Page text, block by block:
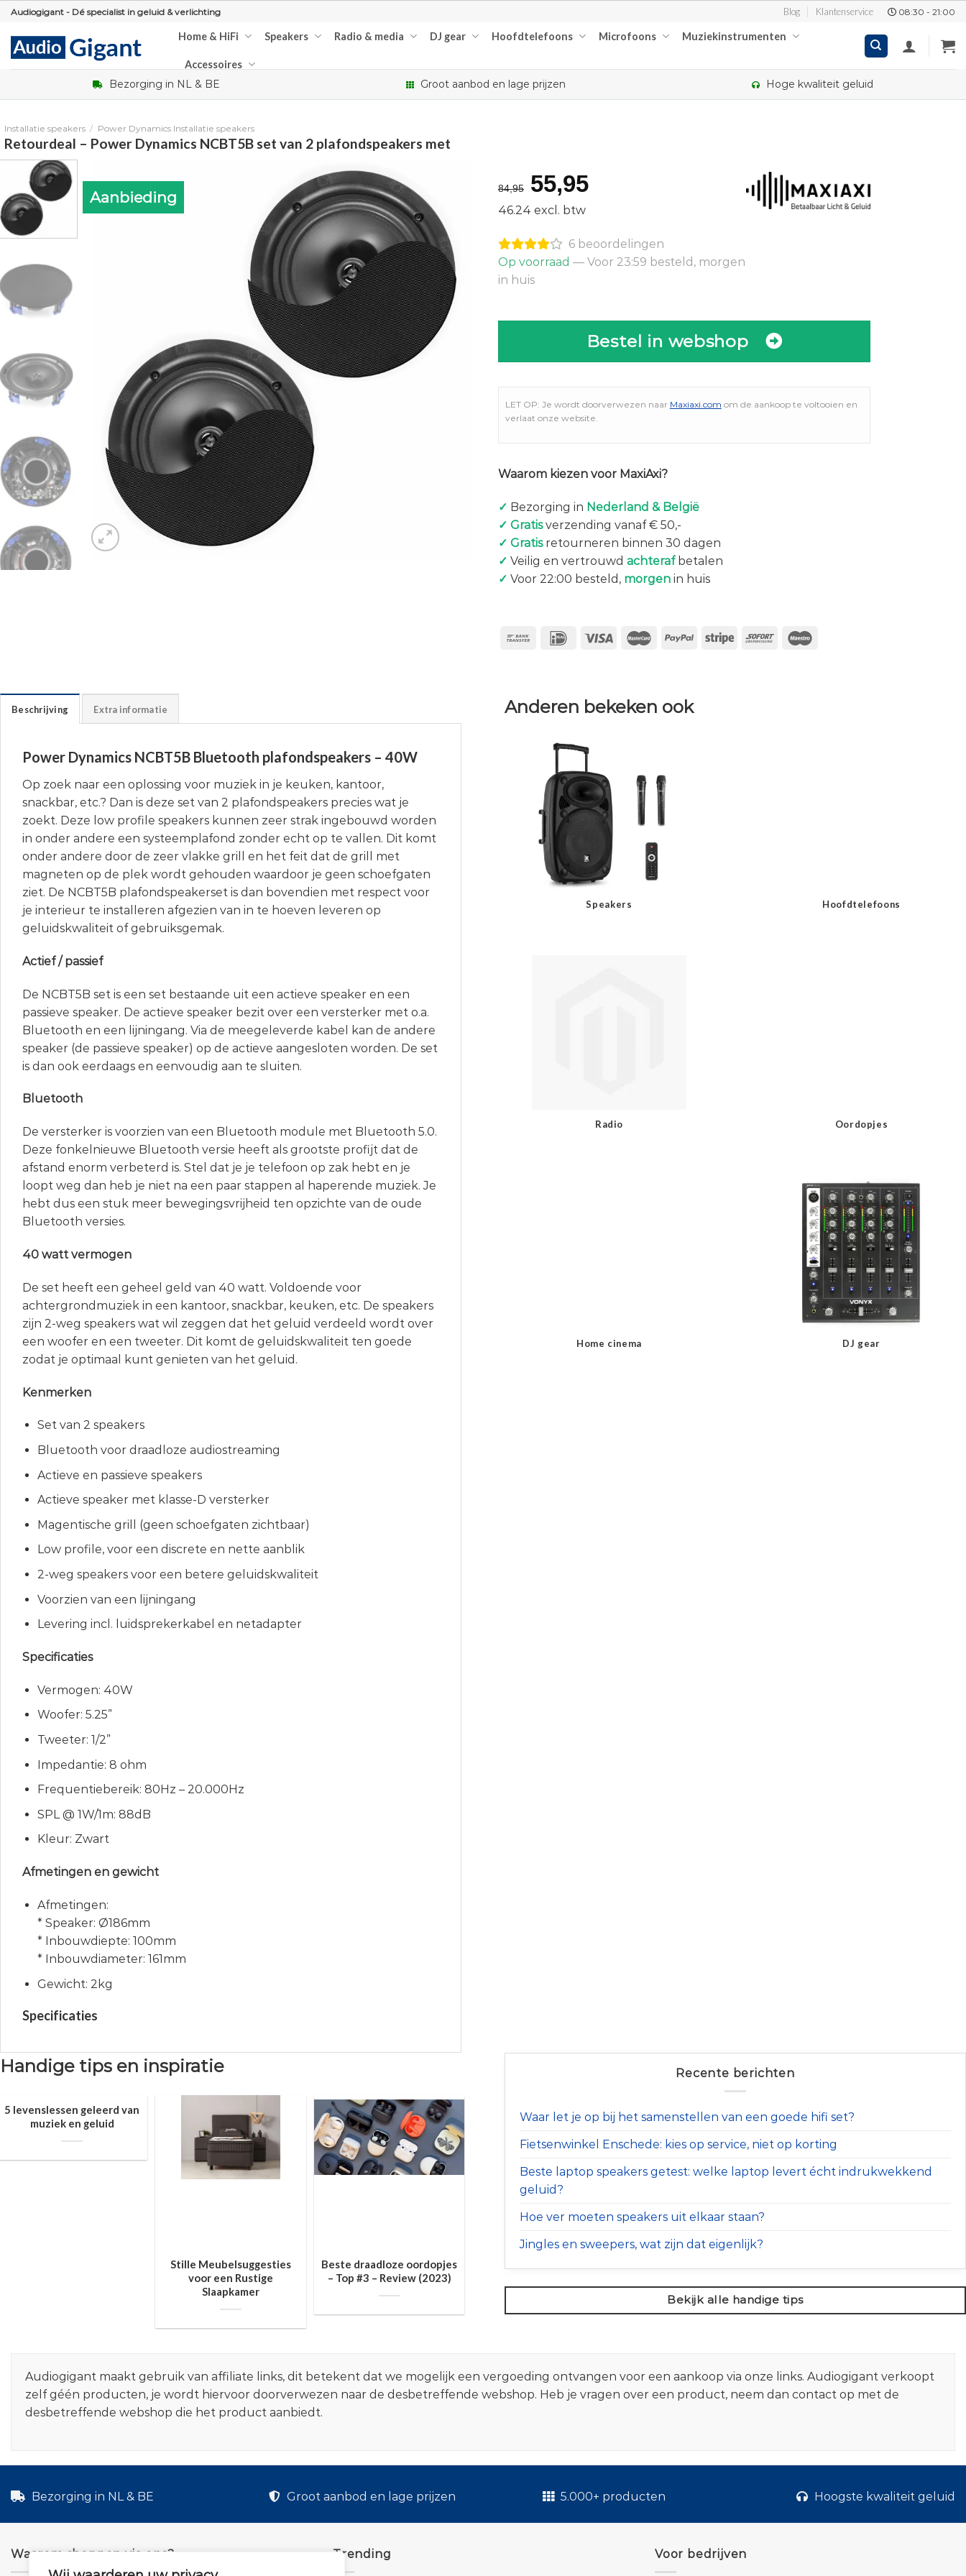
Skip
content
Audiogigant - Dé specialist in geluid & verlichting Blog Klantenservice 08:30 - 21:00
Home & HiFi Speakers Radio & media DJ gear Hoofdtelefoons Microfoons Muziekinstrumenten
Accessoires
Bezorging in NL & BE Groot aanbod en lage prijzen Hoge kwaliteit geluid
Installatie speakers / Power Dynamics Installatie speakers
Retourdeal – Power Dynamics NCBT5B set van 2 plafondspeakers met
Aanbieding 84,95
Oorspronkelijke
prijs
was:
€84,95.
55,95Huidige
€55,95.
46.24 excl. btw
6 beoordelingen
Op voorraad — Voor 23:59 besteld, morgen
in huis
Bestel in webshop
LET OP: Je wordt doorverwezen naar Maxiaxi.com om de aankoop te voltooien en
verlaat onze website.
Waarom kiezen voor MaxiAxi?
✓ Bezorging in Nederland & België
✓ Gratisverzending vanaf € 50,-
✓ Gratisretourneren binnen 30 dagen
✓ Veilig en vertrouwd achterafbetalen
✓ Voor 22:00 besteld, morgenin huis
Beschrijving Extra informatie
Power Dynamics NCBT5B Bluetooth plafondspeakers – 40W
Op zoek naar een oplossing voor muziek in je keuken, kantoor,
snackbar, etc.? Dan is deze set van 2 plafondspeakers precies wat je
zoekt. Deze low profile speakers kunnen zeer strak ingebouwd worden
in onder andere een systeemplafond zonder echt op te vallen. Dit komt
onder andere door de zeer vlakke grill en het feit dat de grill met
magneten op de plek wordt gehouden waardoor je geen schoefgaten
ziet. De NCBT5B plafondspeakerset is dan bovendien met respect voor
je interieur te installeren afgezien van in te hoeven leveren op
geluidskwaliteit of gebruiksgemak.
Actief / passief
De NCBT5B set is een set bestaande uit een actieve speaker en een
passieve speaker. De actieve speaker bezit over een versterker met o.a.
Bluetooth en een lijningang. Via de meegeleverde kabel kan de andere
speaker (de passieve speaker) op de actieve aangesloten worden. De set
is dan ook eerdaags en eenvoudig aan te sluiten.
Bluetooth
De versterker is voorzien van een Bluetooth module met Bluetooth 5.0.
Deze fonkelnieuwe Bluetooth versie heeft als grootste profijt dat de
afstand enorm verbeterd is. Stel dat je je telefoon op zak hebt en je
loopt weg dan heb je niet na een paar stappen al haperende muziek. Je
hebt dus een stuk meer bewegingsvrijheid ten opzichte van de oude
Bluetooth versies.
40 watt vermogen
De set heeft een geheel geld van 40 watt. Voldoende voor
achtergrondmuziek in een kantoor, snackbar, keuken, etc. De speakers
zijn 2-weg speakers wat wil zeggen dat het geluid verdeeld wordt over
een woofer en een tweeter. Dit komt de geluidskwaliteit ten goede
zodat je optimaal kunt genieten van het geluid.
Kenmerken
Set van 2 speakers
Bluetooth voor draadloze audiostreaming
Actieve en passieve speakers
Actieve speaker met klasse-D versterker
Magentische grill (geen schoefgaten zichtbaar)
Low profile, voor een discrete en nette aanblik
2-weg speakers voor een betere geluidskwaliteit
Voorzien van een lijningang
Levering incl. luidsprekerkabel en netadapter
Specificaties
Vermogen: 40W
Woofer: 5.25”
Tweeter: 1/2”
Impedantie: 8 ohm
Frequentiebereik: 80Hz – 20.000Hz
SPL @ 1W/1m: 88dB
Kleur: Zwart
Afmetingen en gewicht
Afmetingen:
* Speaker: Ø186mm
* Inbouwdiepte: 100mm
* Inbouwdiameter: 161mm
Gewicht: 2kg
Specificaties
Anderen bekeken ook
Speakers Hoofdtelefoons
Radio Oordopjes
Home cinema DJ gear
Handige tips en inspiratie
5 levenslessen geleerd van
muziek en geluid
Stille Meubelsuggesties
voor een Rustige
Slaapkamer
Beste draadloze oordopjes
– Top #3 – Review (2023)
Recente berichten
Waar let je op bij het samenstellen van een goede hifi set?
Fietsenwinkel Enschede: kies op service, niet op korting
Beste laptop speakers getest: welke laptop levert écht indrukwekkend
geluid?
Hoe ver moeten speakers uit elkaar staan?
Jingles en sweepers, wat zijn dat eigenlijk?
Bekijk alle handige tips
Audiogigant maakt gebruik van affiliate links, dit betekent dat we mogelijk een vergoeding ontvangen voor een aankoop via onze links. Audiogigant verkoopt
zelf géén producten, je wordt hiervoor doorverwezen naar de desbetreffende webshop. Heb je vragen over een product, neem dan contact op met de
desbetreffende webshop die het product aanbiedt.
Bezorging in NL & BE Groot aanbod en lage prijzen 5.000+ producten Hoogste kwaliteit geluid
Waarom shoppen via ons? Trending Voor bedrijven